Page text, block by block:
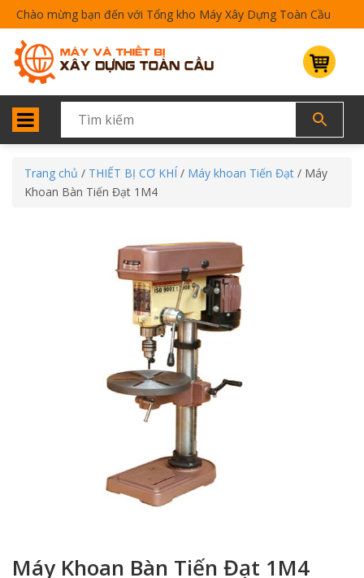
Chào mừng bạn đến với Tổng kho Máy Xây Dựng Toàn Cầu
Trang chủ / THIẾT BỊ CƠ KHÍ / Máy khoan Tiến Đạt / Máy
Khoan Bàn Tiến Đạt 1M4
Máy Khoan Bàn Tiến Đạt 1M4